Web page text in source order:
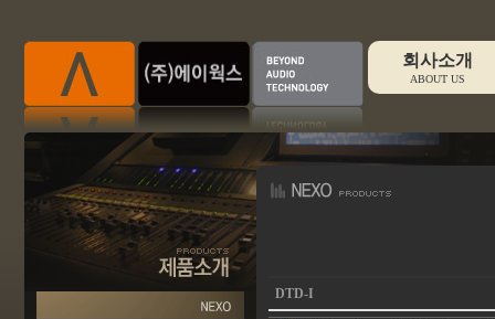
회사소개
ABOUT US
DTD-I